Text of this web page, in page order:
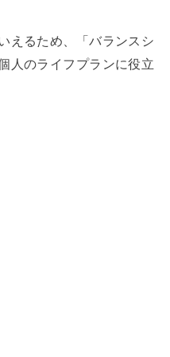
えるため、「バランスシ
人のライフプランに役立